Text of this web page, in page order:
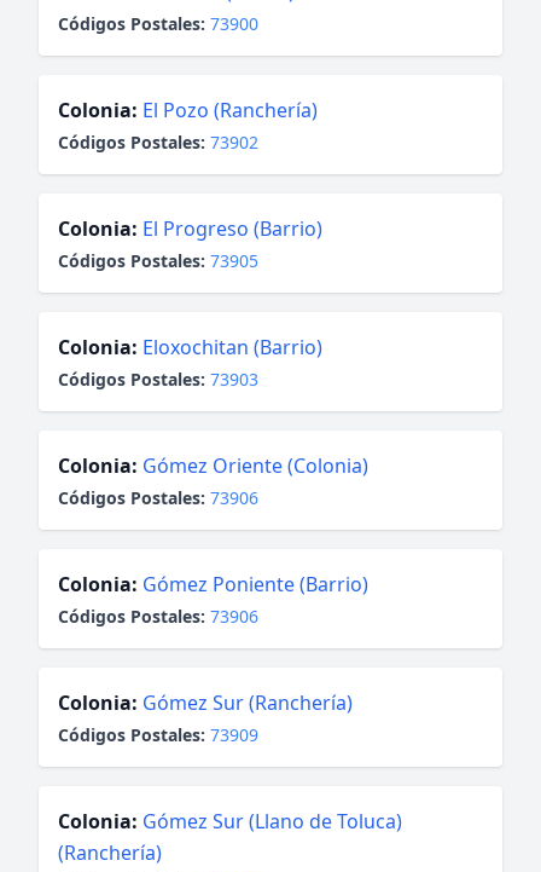
Códigos Postales: 73900
Colonia: El Pozo (Ranchería)
Códigos Postales: 73902
Colonia: El Progreso (Barrio)
Códigos Postales: 73905
Colonia: Eloxochitan (Barrio)
Códigos Postales: 73903
Colonia: Gómez Oriente (Colonia)
Códigos Postales: 73906
Colonia: Gómez Poniente (Barrio)
Códigos Postales: 73906
Colonia: Gómez Sur (Ranchería)
Códigos Postales: 73909
Colonia: Gómez Sur (Llano de Toluca)
(Ranchería)